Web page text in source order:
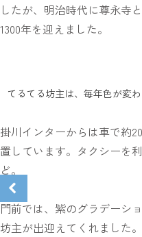
したが、明治時代に尊永寺
1300年を迎えました。
てるてる坊主は、毎年色が変
掛川インターからは車で約
置しています。タクシーを
ど。
門前では、紫のグラデーシ
坊主が出迎えてくれました